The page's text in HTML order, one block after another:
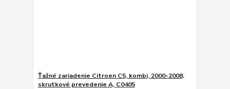
Ťažné zariadenie Citroen C5, kombi, 2000-2008,
skrutkové prevedenie A, C0405